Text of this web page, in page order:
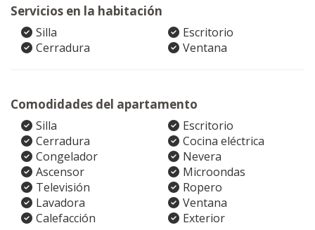
Servicios en la habitación
Silla
Escritorio
Cerradura
Ventana
Comodidades del apartamento
Silla
Escritorio
Cerradura
Cocina eléctrica
Congelador
Nevera
Ascensor
Microondas
Televisión
Ropero
Lavadora
Ventana
Calefacción
Exterior